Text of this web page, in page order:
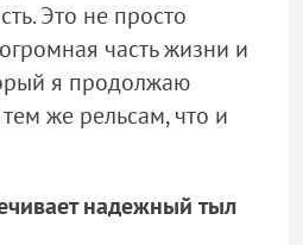
Это не просто
часть жизни и
я продолжаю
же рельсам, что и
надежный тыл